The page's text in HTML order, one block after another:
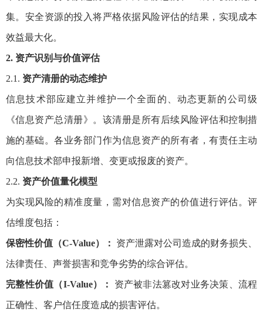
集。安全资源的投入将严格依据风险评估的结果，实现成本
效益最大化。
2. 资产识别与价值评估
2.1. 资产清册的动态维护
信息技术部应建立并维护一个全面的、动态更新的公司级
《信息资产总清册》。该清册是所有后续风险评估和控制措
施的基础。各业务部门作为信息资产的所有者，有责任主动
向信息技术部申报新增、变更或报废的资产。
2.2. 资产价值量化模型
为实现风险的精准度量，需对信息资产的价值进行评估。评
估维度包括：
保密性价值（C-Value）： 资产泄露对公司造成的财务损失、
法律责任、声誉损害和竞争劣势的综合评估。
完整性价值（I-Value）： 资产被非法篡改对业务决策、流程
正确性、客户信任度造成的损害评估。